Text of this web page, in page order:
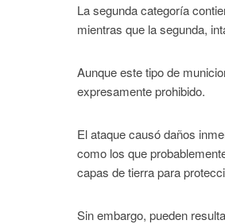
La segunda categoría
mientras que la segunda,
Aunque este tipo de
expresamente prohibido.
El ataque causó daños
como los que
capas de tierra para
Sin embargo, pueden